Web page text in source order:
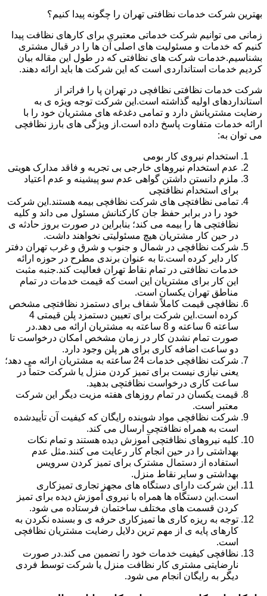
بهترین شرکت خدمات نظافتی تهران را چگونه پیدا کنیم؟
زمانی می توانیم شرکت خدماتی معتبری برای کارهای نظافت پیدا
کنیم که خدمات و مسئولیت های اصلی آن ها را در قبال مشتری
بشناسیم.خدمات شرکت های نظافتی که در طول این مقاله بیان
کردیم خدمات استانداردی است که این شرکت ها باید ارائه دهند.
شرکت خدمات نظافتی نظافچی در تهران پا را فراتر از
استانداردهای اولیه گذاشته است.این شرکت توجه ویژه ی به
رضایت مشتریانش دارد و تمامی دغدغه های مشتریان خود را با
ارائه خدمات متفاوت پاسخ داده است.از ویژگی های بارز نظافچی
می توان به:
استخدام نیروی کار بومی
عدم استخدام نیروهای خارجی بی تجربه و فاقد مدارک هویتی
ملزم دانستن داشتن گواهی عدم سو پیشینه و عدم اعتیاد
برای استخدام نظافتچی
تمامی نظافتچی های شرکت نظافچی بیمه هستند.این شرکت
خود را در برابر حفظ جان کارکنانش مسئول می داند و کلیه
نظافتچی ها را بیمه می کند؛ بنابراین در صورت بروز حادثه ی
در حین کار مشتریان هیچ مسئولیتی نخواهند داشت.
شرکت نظافچی در شمال و جنوب و شرق و غرب تهران دفتر
کار دایر کرده است.تا به عنوان برندی مطرح در حوزه ارائه
خدمات نظافتی در تمام نقاط تهران فعالیت کند.جنبه مثبت
این کار برای مشتریان این است که قیمت خدمات در تمام
مناطق تهران یکسان است.
نظافچی قیمت کاملاً شفاف برای دستمزد نظافتچی مشخص
کرده است.این شرکت برای تعیین دستمزد پلن قیمتی 4
ساعته 6 ساعته و 8 ساعته به مشتریان ارائه می دهد.در
صورت تمام نشدن کار در زمان مشخص امکان درخواست تا
دو ساعت اضافه کاری برای هر پلن وجود دارد.
شرکت نظافچی خدمات 24 ساعته به مشتریان ارائه می دهد؛
یعنی نیازی نیست برای تمیز کردن منزل یا شرکت حتماً در
ساعت کاری درخواست نظافتچی بدهید.
قیمت یکسان در تمام روزهای هفته مزیت دیگر این شرکت
معتبر است.
شرکت نظافچی مواد شوینده رایگان که کیفیت آن تأییدشده
است به همراه نظافتچی ارسال می کند.
کلیه نیروهای نظافتچی آموزش دیده هستند و تمام نکات
بهداشتی را در حین انجام کار رعایت می کنند.مثل عدم
استفاده از دستمال مشترک برای تمیز کردن سرویس
بهداشتی و سایر نقاط منزل.
این شرکت دارای دستگاه های مجهز تجاری تمیزکاری
است.این دستگاه ها همراه با نیروی آموزش دیده برای تمیز
کردن قسمت های مختلف ساختمان فرستاده می شود.
توجه به ریزه کاری ها تمیزکاری حرفه ی و بسنده نکردن به
کارهای پایه ی از مهم ترین دلایل رضایت مشتریان نظافچی
است.
نظافچی کیفیت خدمات خود را تضمین می کند.در صورت
نارضایتی مشتری کار نظافت منزل یا شرکت توسط فردی
دیگر به رایگان انجام می شود.